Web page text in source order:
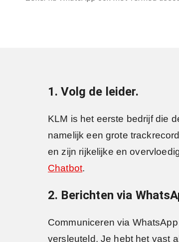
1. Volg de leider.
KLM is het eerste bedrijf die
namelijk een grote
en zijn rijkelijke en
Chatbot.
2. Berichten via
Communiceren via
versleuteld. Je hebt het vast